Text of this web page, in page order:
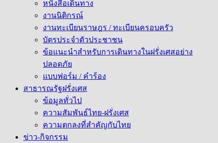
หนังสือเดินทาง
งานนิติกรณ์
งานทะเบียนราษฎร / ทะเบียนครอบครัว
บัตรประจำตัวประชาชน
ข้อแนะนำสำหรับการเดินทางในฝรั่งเศสอย่าง
ปลอดภัย
แบบฟอร์ม / คำร้อง
สาธารณรัฐฝรั่งเศส
ข้อมูลทั่วไป
ความสัมพันธ์ไทย-ฝรั่งเศส
ความตกลงที่สำคัญกับไทย
ข่าว-กิจกรรม